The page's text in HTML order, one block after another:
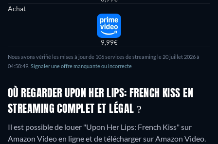
Achat
9,99€
Nous avons vérifié les mises à jour de 106 services de streaming le 20 juillet 2026 à
04:58:49. Signaler une offre manquante ou incorrecte
OÙ REGARDER UPON HER LIPS: FRENCH KISS EN
STREAMING COMPLET ET LÉGAL ?
Il est possible de louer "Upon Her Lips: French Kiss" sur
Amazon Video en ligne et de télécharger sur Amazon Video.